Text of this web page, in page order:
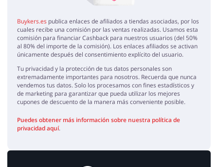
Buykers.es publica enlaces de afiliados a tiendas asociadas, por los
cuales recibe una comisión por las ventas realizadas. Usamos esta
comisión para financiar Cashback para nuestros usuarios (del 50%
al 80% del importe de la comisión). Los enlaces afiliados se activan
únicamente después del consentimiento explícito del usuario.
Tu privacidad y la protección de tus datos personales son
extremadamente importantes para nosotros. Recuerda que nunca
vendemos tus datos. Solo los procesamos con fines estadísticos y
de marketing para garantizar que pueda utilizar los mejores
cupones de descuento de la manera más conveniente posible.
Puedes obtener más información sobre nuestra política de
privacidad aquí.